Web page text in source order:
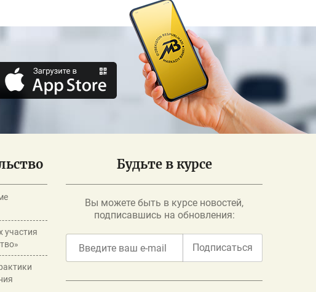
участия
Будьте в курсе
Вы можете быть в курсе новостей,
подписавшись на обновления:
Подписаться